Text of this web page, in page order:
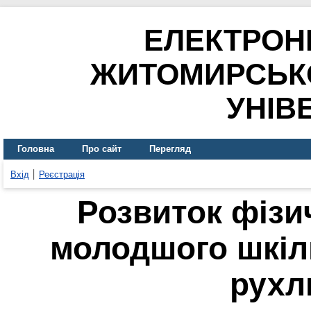
Головна Про сайт Перегляд
Вхід Реєстрація
Розвиток
молодшого